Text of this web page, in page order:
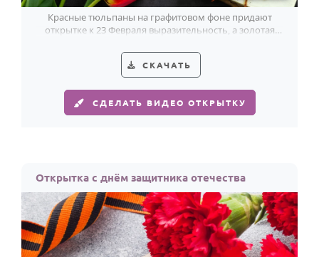
Красные тюльпаны на графитовом фоне придают
открытке к 23 Февраля выразительность, а золотая
СКАЧАТЬ
СДЕЛАТЬ ВИДЕО ОТКРЫТКУ
Открытка с днём защитника отечества